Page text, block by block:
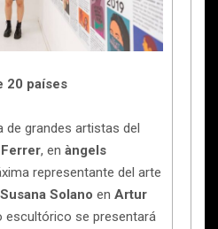
20 países
de grandes artistas del
, en àngels
representante del arte
Susana Solano en Artur
escultórico se presentará